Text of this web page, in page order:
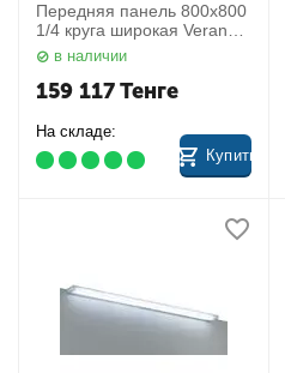
Передняя панель 800x800
1/4 круга широкая Verano
202050.055 Huppe
в наличии
159 117Тенге
На складе:
Купить